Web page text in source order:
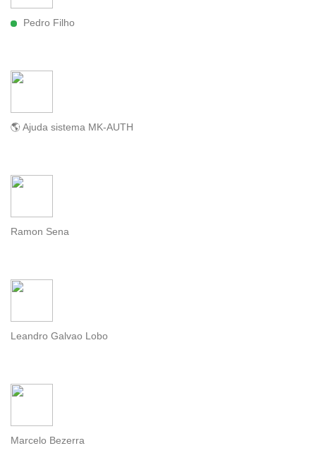
Pedro Filho
🌎 Ajuda sistema MK-AUTH
Ramon Sena
Leandro Galvao Lobo
Marcelo Bezerra